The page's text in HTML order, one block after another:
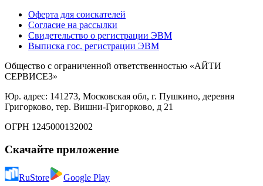
Оферта для соискателей
Согласие на рассылки
Свидетельство о регистрации ЭВМ
Выписка гос. регистрации ЭВМ
Общество с ограниченной ответственностью «АЙТИ
СЕРВИСЕЗ»
Юр. адрес: 141273, Московская обл, г. Пушкино, деревня
Григорково, тер. Вишни-Григорково, д 21
ОГРН 1245000132002
Скачайте приложение
RuStore Google Play